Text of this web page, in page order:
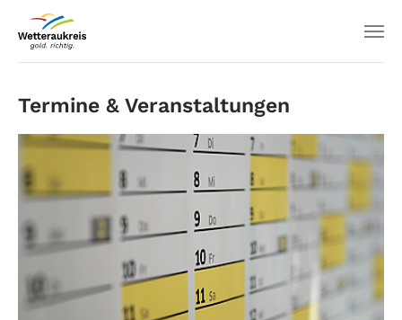
Termine & Veranstaltungen